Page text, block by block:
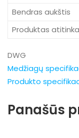
Bendras aukštis
Produktas atitinka
DWG
Medžiagų
Produkto
Panašūs